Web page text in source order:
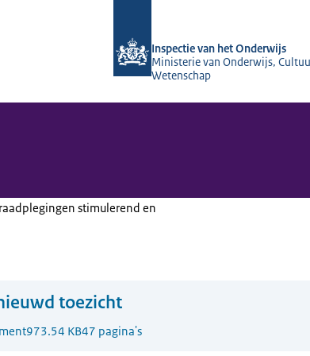
Inspectie van het Onderwijs
Ministerie van Onderwijs,
Wetenschap
stimulerend en
toezicht
973.54 KB47 pagina's